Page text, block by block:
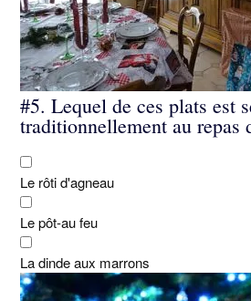
#5. Lequel de ces plats est
traditionnellement au repas
Le rôti d'agneau
Le pôt-au feu
La dinde aux marrons